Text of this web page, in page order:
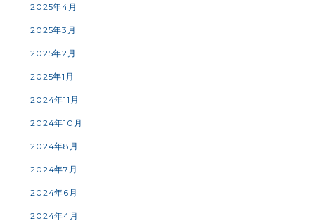
2025年4月
2025年3月
2025年2月
2025年1月
2024年11月
2024年10月
2024年8月
2024年7月
2024年6月
2024年4月